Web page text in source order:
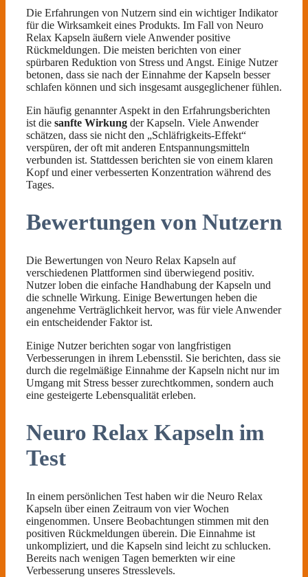
Die Erfahrungen von Nutzern sind ein wichtiger Indikator
für die Wirksamkeit eines Produkts. Im Fall von Neuro
Relax Kapseln äußern viele Anwender positive
Rückmeldungen. Die meisten berichten von einer
spürbaren Reduktion von Stress und Angst. Einige Nutzer
betonen, dass sie nach der Einnahme der Kapseln besser
schlafen können und sich insgesamt ausgeglichener fühlen.
Ein häufig genannter Aspekt in den Erfahrungsberichten
ist die sanfte Wirkung der Kapseln. Viele Anwender
schätzen, dass sie nicht den „Schläfrigkeits-Effekt“
verspüren, der oft mit anderen Entspannungsmitteln
verbunden ist. Stattdessen berichten sie von einem klaren
Kopf und einer verbesserten Konzentration während des
Tages.
Bewertungen von Nutzern
Die Bewertungen von Neuro Relax Kapseln auf
verschiedenen Plattformen sind überwiegend positiv.
Nutzer loben die einfache Handhabung der Kapseln und
die schnelle Wirkung. Einige Bewertungen heben die
angenehme Verträglichkeit hervor, was für viele Anwender
ein entscheidender Faktor ist.
Einige Nutzer berichten sogar von langfristigen
Verbesserungen in ihrem Lebensstil. Sie berichten, dass sie
durch die regelmäßige Einnahme der Kapseln nicht nur im
Umgang mit Stress besser zurechtkommen, sondern auch
eine gesteigerte Lebensqualität erleben.
Neuro Relax Kapseln im
Test
In einem persönlichen Test haben wir die Neuro Relax
Kapseln über einen Zeitraum von vier Wochen
eingenommen. Unsere Beobachtungen stimmen mit den
positiven Rückmeldungen überein. Die Einnahme ist
unkompliziert, und die Kapseln sind leicht zu schlucken.
Bereits nach wenigen Tagen bemerkten wir eine
Verbesserung unseres Stresslevels.